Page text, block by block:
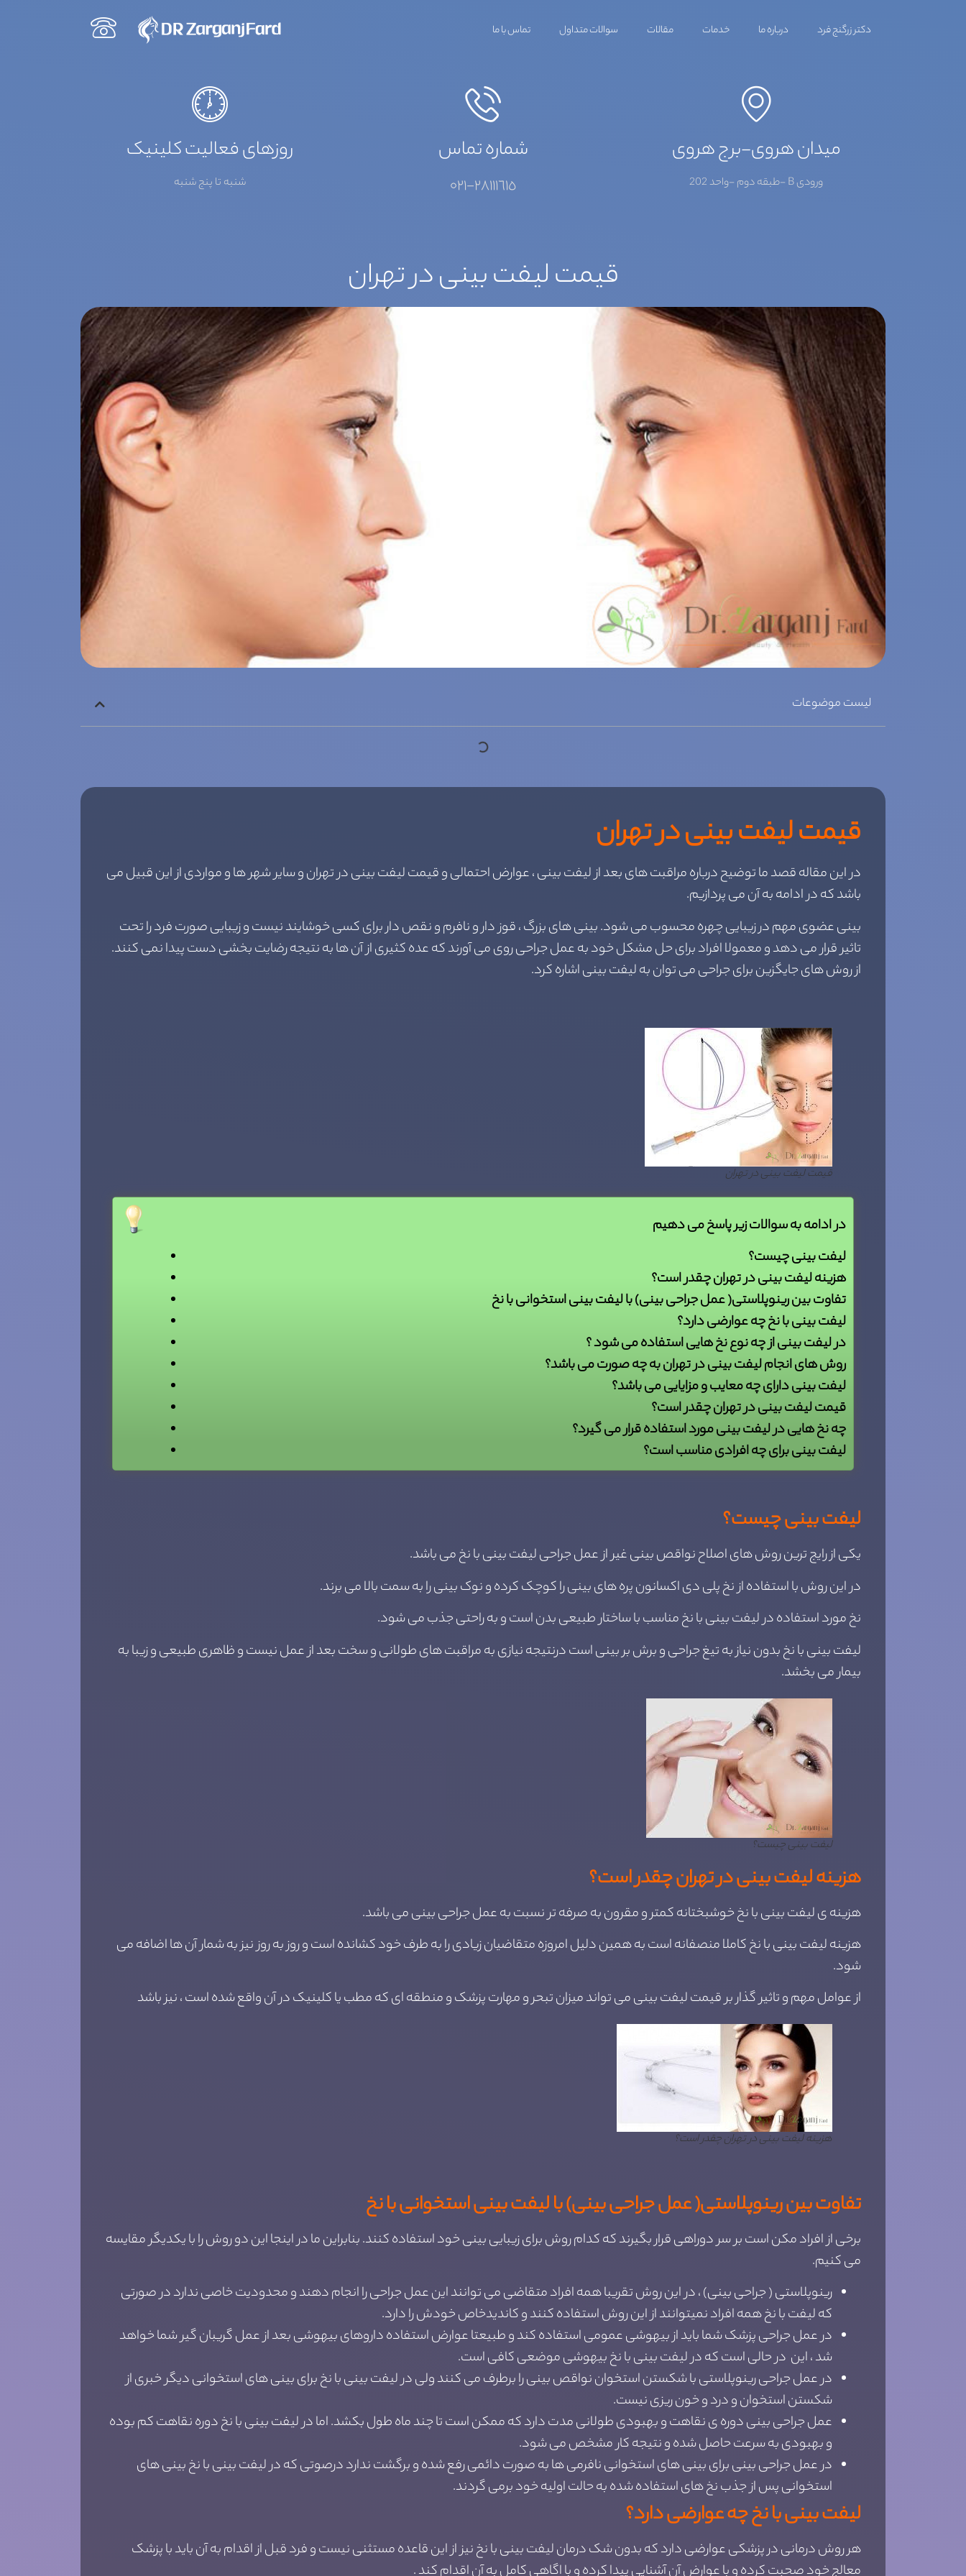
دکتر زرگنج فرد درباره ما خدمات مقالات سوالات متداول تماس با ما
میدان هروی-برج هروی
ورودی B -طبقه دوم -واحد 202
شماره تماس
٢٨١١١٦١٥-٠٢١
روزهای فعالیت کلینیک
شنبه تا پنج شنبه
قیمت لیفت بینی در تهران
لیست موضوعات
قیمت لیفت بینی در تهران
در این مقاله قصد ما توضیح درباره مراقبت های بعد از لیفت بینی ، عوارض احتمالی و قیمت لیفت بینی در تهران و سایر شهر ها و مواردی از این قبیل می
باشد که در ادامه به آن می پردازیم.
بینی عضوی مهم در زیبایی چهره محسوب می شود. بینی های بزرگ ، قوز دار و نافرم و نقص دار برای کسی خوشایند نیست و زیبایی صورت فرد را تحت
تاثیر قرار می دهد و معمولا افراد برای حل مشکل خود به عمل جراحی روی می آورند که عده کثیری از آن ها به نتیجه رضایت بخشی دست پیدا نمی کنند.
از روش های جایگزین برای جراحی می توان به لیفت بینی اشاره کرد.
قیمت لیفت بینی در تهران
در ادامه به سوالات زیر پاسخ می دهیم
لیفت بینی چیست؟
هزینه لیفت بینی در تهران چقدر است؟
تفاوت بین رینوپلاستی( عمل جراحی بینی) با لیفت بینی استخوانی با نخ
لیفت بینی با نخ چه عوارضی دارد؟
در لیفت بینی از چه نوع نخ هایی استفاده می شود ؟
روش های انجام لیفت بینی در تهران به چه صورت می باشد؟
لیفت بینی دارای چه معایب و مزایایی می باشد؟
قیمت لیفت بینی در تهران چقدر است؟
چه نخ هایی در لیفت بینی مورد استفاده قرار می گیرد؟
لیفت بینی برای چه افرادی مناسب است؟
لیفت بینی چیست؟
یکی از رایج ترین روش های اصلاح نواقص بینی غیر از عمل جراحی لیفت بینی با نخ می باشد.
در این روش با استفاده از نخ پلی دی اکسانون پره های بینی را کوچک کرده و نوک بینی را به سمت بالا می برند.
نخ مورد استفاده در لیفت بینی با نخ مناسب با ساختار طبیعی بدن است و به راحتی جذب می شود.
لیفت بینی با نخ بدون نیاز به تیغ جراحی و برش بر بینی است درنتیجه نیازی به مراقبت های طولانی و سخت بعد از عمل نیست و ظاهری طبیعی و زیبا به
بیمار می بخشد.
لیفت بینی چیست؟
هزینه لیفت بینی در تهران چقدر است؟
هزینه ی لیفت بینی با نخ خوشبختانه کمتر و مقرون به صرفه تر نسبت به عمل جراحی بینی می باشد.
هزینه لیفت بینی با نخ کاملا منصفانه است به همین دلیل امروزه متقاضیان زیادی را به طرف خود کشانده است و روز به روز نیز به شمار آن ها اضافه می
شود.
از عوامل مهم و تاثیر گذار بر قیمت لیفت بینی می تواند میزان تبحر و مهارت پزشک و منطقه ای که مطب یا کلینیک در آن واقع شده است ، نیز باشد
هزینه لیفت بینی در تهران چقدر است؟
تفاوت بین رینوپلاستی( عمل جراحی بینی) با لیفت بینی استخوانی با نخ
برخی از افراد مکن است بر سر دوراهی قرار بگیرند که کدام روش برای زیبایی بینی خود استفاده کنند. بنابراین ما در اینجا این دو روش را با یکدیگر مقایسه
می کنیم.
رینوپلاستی ( جراحی بینی) ، در این روش تقریبا همه افراد متقاضی می توانند این عمل جراحی را انجام دهند و محدودیت خاصی ندارد در صورتی
که لیفت با نخ همه افراد نمیتوانند از این روش استفاده کنند و کاندیدخاص خودش را دارد.
در عمل جراحی پزشک شما باید از بیهوشی عمومی استفاده کند و طبیعتا عوارض استفاده داروهای بیهوشی بعد از عمل گریبان گیر شما خواهد
شد ، این در حالی است که در لیفت بینی با نخ بیهوشی موضعی کافی است.
در عمل جراحی رینوپلاستی با شکستن استخوان نواقص بینی را برطرف می کنند ولی در لیفت بینی با نخ برای بینی های استخوانی دیگر خبری از
شکستن استخوان و درد و خون ریزی نیست.
عمل جراحی بینی دوره ی نقاهت و بهبودی طولانی مدت دارد که ممکن است تا چند ماه طول بکشد. اما در لیفت بینی با نخ دوره نقاهت کم بوده
و بهبودی به سرعت حاصل شده و نتیجه کار مشخص می شود.
در عمل جراحی بینی برای بینی های استخوانی نافرمی ها به صورت دائمی رفع شده و برگشت ندارد درصوتی که در لیفت بینی با نخ بینی های
استخوانی پس از جذب نخ های استفاده شده به حالت اولیه خود برمی گردند.
لیفت بینی با نخ چه عوارضی دارد؟
هر روش درمانی در پزشکی عوارضی دارد که بدون شک درمان لیفت بینی با نخ نیز از این قاعده مستثنی نیست و فرد قبل از اقدام به آن باید با پزشک